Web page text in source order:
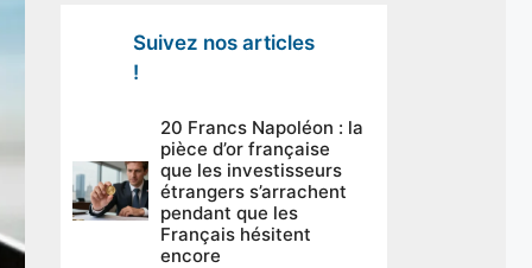
Suivez nos articles
!
20 Francs Napoléon : la
pièce d’or française
que les investisseurs
étrangers s’arrachent
pendant que les
Français hésitent
encore